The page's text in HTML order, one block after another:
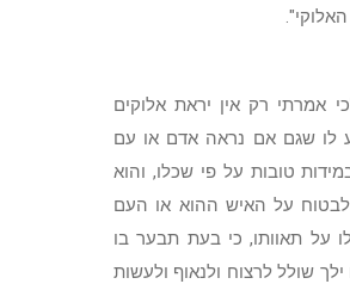
אמרתי רק אין יראת אלוקים
לו שגם אם נראה אדם או עם
טובות על פי שכלו, והוא
על האיש ההוא או העם
על תאוותו, כי בעת תבער בו
שולל לרצוח ולנאוף ולעשות